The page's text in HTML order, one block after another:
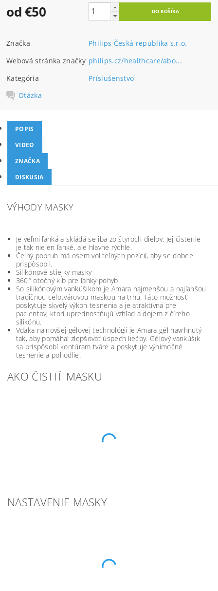
od €50
Značka
Philips Česká republika s.r.o.
Webová stránka značky philips.cz/healthcare/abo...
Kategória
Príslušenstvo
Otázka
POPIS
VIDEO
ZNAČKA
DISKUSIA
VÝHODY MASKY
Je veľmi ľahká a skládá se iba zo štyroch dielov. Jej čistenie
je tak nielen ľahké, ale hlavne rýchle.
Čelný popruh má osem voliteľných pozícií, aby se dobee
prispôsobil.
Silikónové stielky masky
360° otočný kĺb pre ľahký pohyb.
So silikónovým vankúšikom je Amara najmenšou a najľahšou
tradičnou celotvárovou maskou na trhu. Táto možnosť
poskytuje skvelý výkon tesnenia a je atraktívna pre
pacientov, ktorí uprednostňujú vzhľad a dojem z číreho
silikónu.
Vďaka najnovšej gélovej technológii je Amara gél navrhnutý
tak, aby pomáhal zlepšovať úspech liečby. Gélový vankúšik
sa prispôsobí kontúram tváre a poskytuje výnimočné
tesnenie a pohodlie.
AKO ČISTIŤ MASKU
NASTAVENIE MASKY